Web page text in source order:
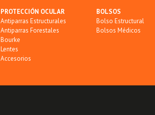
PROTECCIÓN OCULAR
Antiparras Estructurales
Antiparras Forestales
Bourke
Lentes
Accesorios
BOLSOS
Bolso Estructural
Bolsos Médicos